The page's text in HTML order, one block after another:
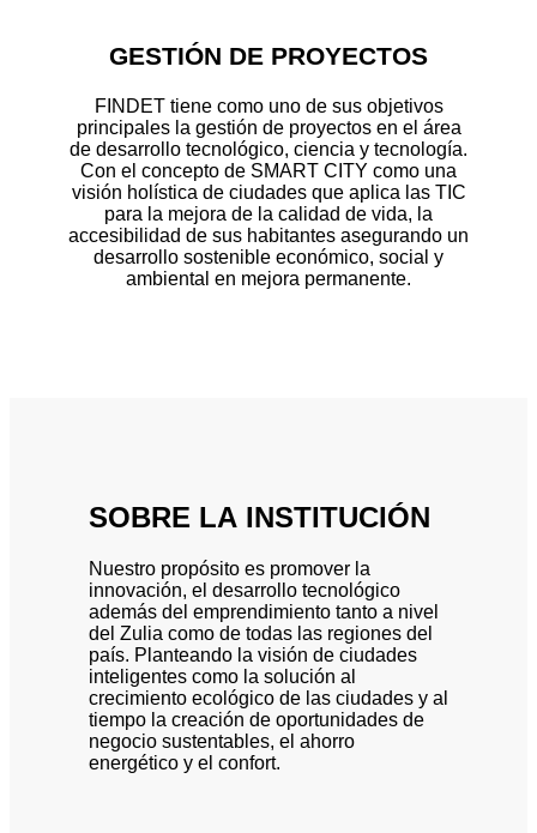
GESTIÓN DE PROYECTOS
FINDET tiene como uno de sus objetivos
principales la gestión de proyectos en el área
de desarrollo tecnológico, ciencia y tecnología.
Con el concepto de SMART CITY como una
visión holística de ciudades que aplica las TIC
para la mejora de la calidad de vida, la
accesibilidad de sus habitantes asegurando un
desarrollo sostenible económico, social y
ambiental en mejora permanente.
SOBRE LA INSTITUCIÓN
Nuestro propósito es promover la
innovación, el desarrollo tecnológico
además del emprendimiento tanto a nivel
del Zulia como de todas las regiones del
país. Planteando la visión de ciudades
inteligentes como la solución al
crecimiento ecológico de las ciudades y al
tiempo la creación de oportunidades de
negocio sustentables, el ahorro
energético y el confort.